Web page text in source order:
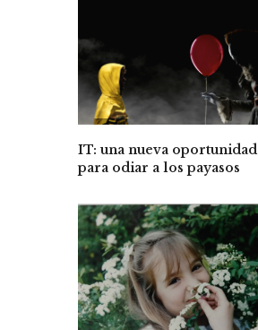
IT: una nueva oportunidad
para odiar a los payasos